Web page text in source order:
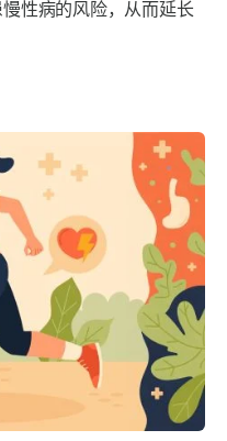
性病的风险，从而延长